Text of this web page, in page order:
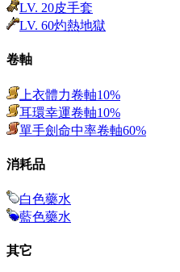
LV. 20皮手套
LV. 60灼熱地獄
卷軸
上衣體力卷軸10%
耳環幸運卷軸10%
單手劍命中率卷軸60%
消耗品
白色藥水
藍色藥水
其它